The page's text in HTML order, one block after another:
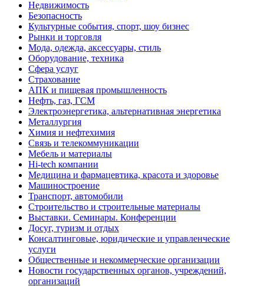
Недвижимость
Безопасность
Культурные события, спорт, шоу бизнес
Рынки и торговля
Мода, одежда, аксессуары, стиль
Оборудование, техника
Сфера услуг
Страхование
АПК и пищевая промышленность
Нефть, газ, ГСМ
Электроэнергетика, альтернативная энергетика
Металлургия
Химия и нефтехимия
Связь и телекоммуникации
Мебель и материалы
Hi-tech компании
Медицина и фармацевтика, красота и здоровье
Машиностроение
Транспорт, автомобили
Строительство и строительные материалы
Выставки. Семинары. Конференции
Досуг, туризм и отдых
Консалтинговые, юридические и управленческие
услуги
Общественные и некоммерческие организации
Новости государственных органов, учреждений,
организаций